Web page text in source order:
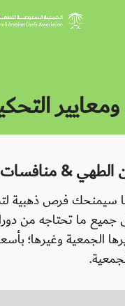
ومعايير
الطهي &
سيمنحك فرص ذهبية
جميع ما تحتاجه من
الجمعية وغيرها؛